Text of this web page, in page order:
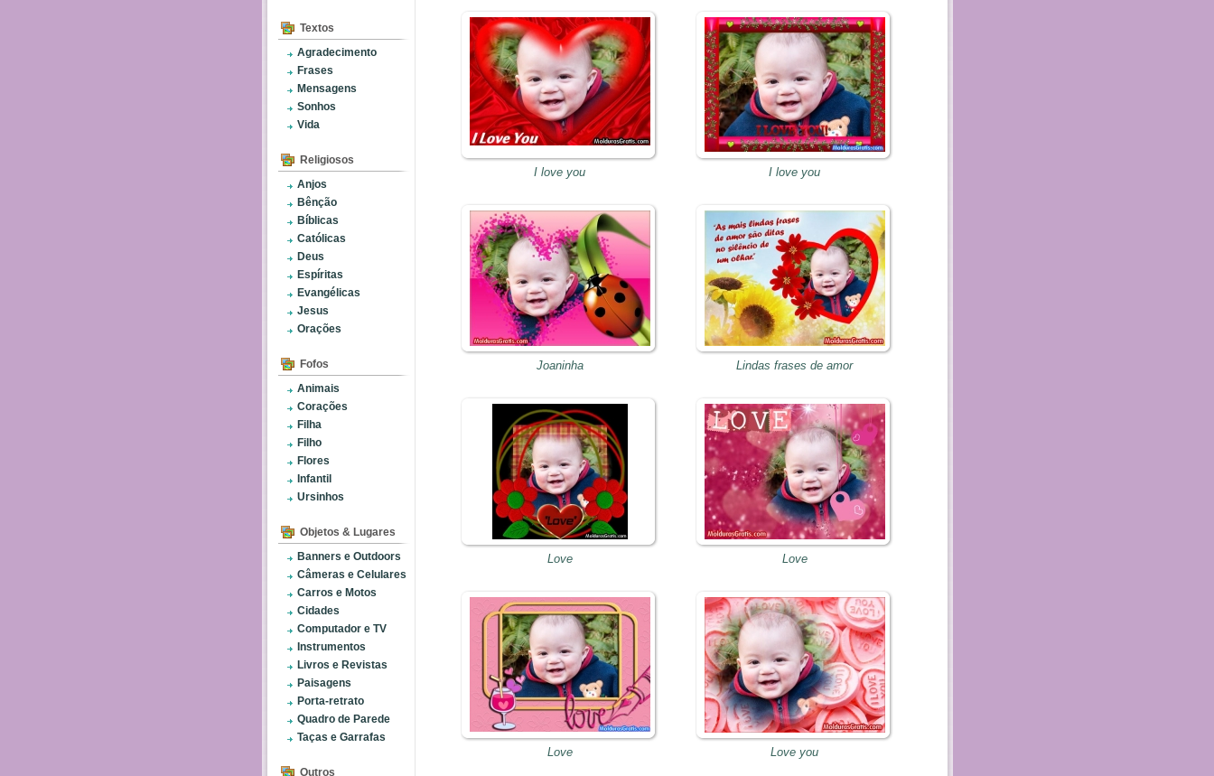
Textos
Agradecimento
Frases
Mensagens
Sonhos
Vida
Religiosos
Anjos
Bênção
Bíblicas
Católicas
Deus
Espíritas
Evangélicas
Jesus
Orações
Fofos
Animais
Corações
Filha
Filho
Flores
Infantil
Ursinhos
Objetos & Lugares
Banners e Outdoors
Câmeras e Celulares
Carros e Motos
Cidades
Computador e TV
Instrumentos
Livros e Revistas
Paisagens
Porta-retrato
Quadro de Parede
Taças e Garrafas
Outros
I love you I love you
Joaninha Lindas frases de amor
Love Love
Love Love you